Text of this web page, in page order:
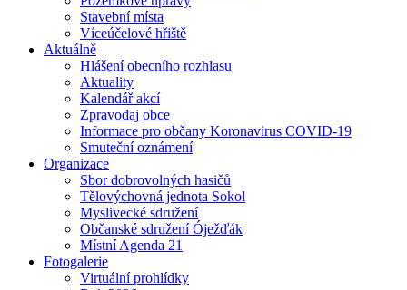
Stavební místa
Víceúčelové hřiště
Aktuálně
Hlášení obecního rozhlasu
Aktuality
Kalendář akcí
Zpravodaj obce
Informace pro občany Koronavirus COVID-19
Smuteční oznámení
Organizace
Sbor dobrovolných hasičů
Tělovýchovná jednota Sokol
Myslivecké sdružení
Občanské sdružení Óježďák
Místní Agenda 21
Fotogalerie
Virtuální prohlídky